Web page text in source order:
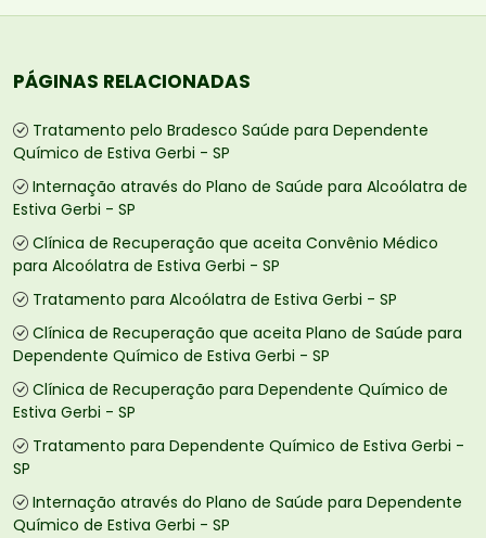
PÁGINAS RELACIONADAS
Tratamento pelo Bradesco Saúde para Dependente
Químico de Estiva Gerbi - SP
Internação através do Plano de Saúde para Alcoólatra de
Estiva Gerbi - SP
Clínica de Recuperação que aceita Convênio Médico
para Alcoólatra de Estiva Gerbi - SP
Tratamento para Alcoólatra de Estiva Gerbi - SP
Clínica de Recuperação que aceita Plano de Saúde para
Dependente Químico de Estiva Gerbi - SP
Clínica de Recuperação para Dependente Químico de
Estiva Gerbi - SP
Tratamento para Dependente Químico de Estiva Gerbi -
SP
Internação através do Plano de Saúde para Dependente
Químico de Estiva Gerbi - SP